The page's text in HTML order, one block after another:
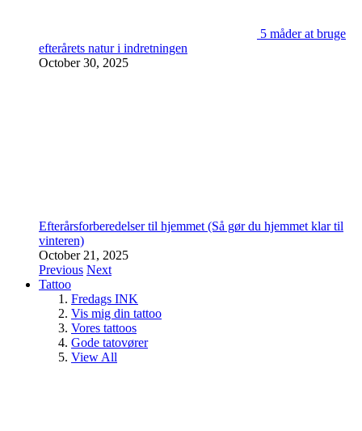
5 måder at bruge
efterårets natur i indretningen
October 30, 2025
Efterårsforberedelser til hjemmet (Så gør du hjemmet klar til
vinteren)
October 21, 2025
Previous Next
Tattoo
Fredags INK
Vis mig din tattoo
Vores tattoos
Gode tatovører
View All